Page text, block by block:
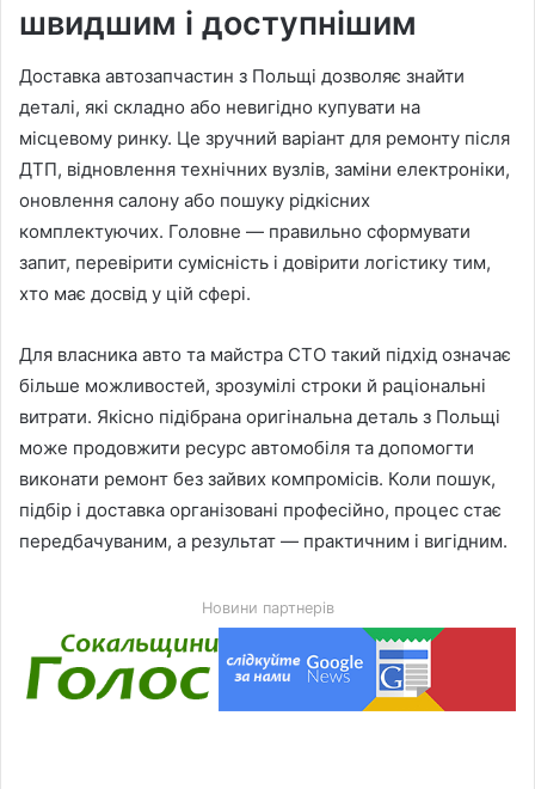
швидшим і доступнішим
Доставка автозапчастин з Польщі дозволяє знайти
деталі, які складно або невигідно купувати на
місцевому ринку. Це зручний варіант для ремонту після
ДТП, відновлення технічних вузлів, заміни електроніки,
оновлення салону або пошуку рідкісних
комплектуючих. Головне — правильно сформувати
запит, перевірити сумісність і довірити логістику тим,
хто має досвід у цій сфері.
Для власника авто та майстра СТО такий підхід означає
більше можливостей, зрозумілі строки й раціональні
витрати. Якісно підібрана оригінальна деталь з Польщі
може продовжити ресурс автомобіля та допомогти
виконати ремонт без зайвих компромісів. Коли пошук,
підбір і доставка організовані професійно, процес стає
передбачуваним, а результат — практичним і вигідним.
Новини партнерів